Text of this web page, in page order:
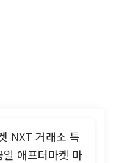
NXT 거래소 특
애프터마켓 마